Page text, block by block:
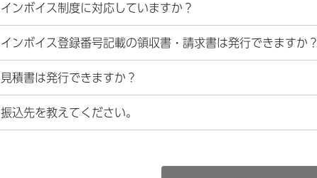
インボイス制度に対応していますか？
インボイス登録番号記載の領収書・請求書は発行できますか？
見積書は発行できますか？
振込先を教えてください。